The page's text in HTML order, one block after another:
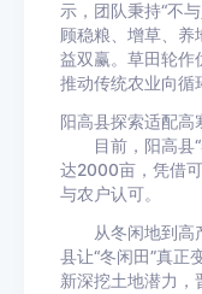
示，团队秉持“不
顾稳粮、增草、养
益双赢。草田轮作
推动传统农业向循
阳高县探索适配
目前，阳高县“
达2000亩，凭借
与农户认可。
从冬闲地到高产
县让“冬闲田”真正
新深挖土地潜力，